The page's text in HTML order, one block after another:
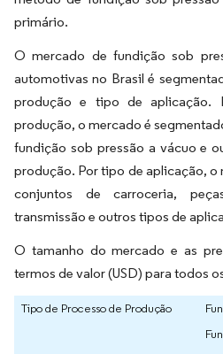
primário.
O mercado de fundição sob
automotivas no Brasil é
produção e tipo de aplicação.
produção, o mercado é
fundição sob pressão a vácuo e
produção. Por tipo de aplicação, o
conjuntos de carroceria,
transmissão e outros tipos de
O tamanho do mercado e as
termos de valor (USD) para todos
Tipo de Processo de Produção